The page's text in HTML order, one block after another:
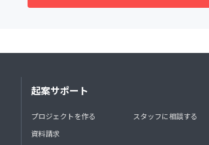
起案サポート
プロジェクトを作る
資料請求
スタッフに相談する